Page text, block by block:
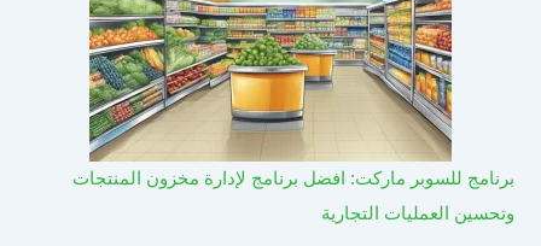
برنامج للسوبر ماركت: افضل برنامج لإدارة مخزون المنتجات
وتحسين العمليات التجارية